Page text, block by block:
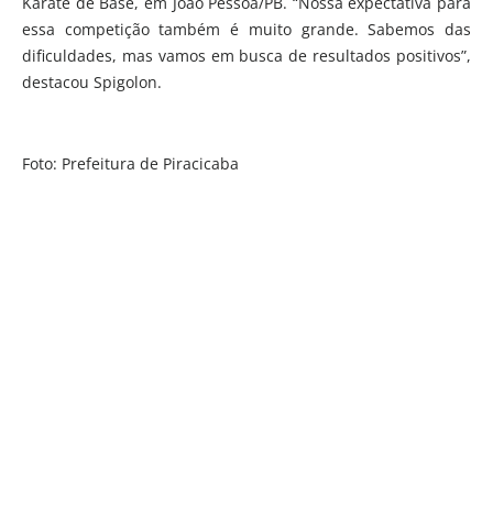
essa competição também é muito grande. Sabemos das
dificuldades, mas vamos em busca de resultados positivos”,
destacou Spigolon.
Foto: Prefeitura de Piracicaba